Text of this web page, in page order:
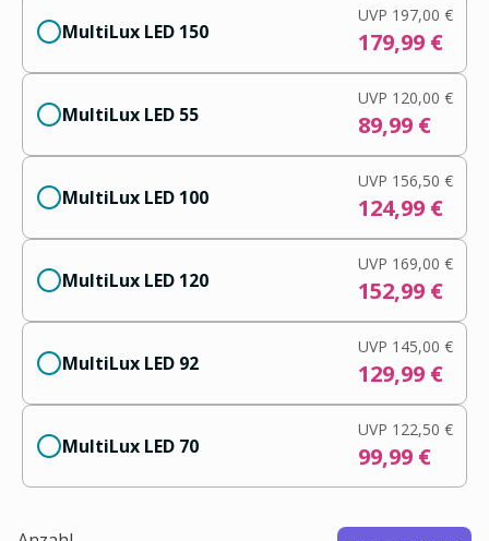
MultiLux LED 150
UVP 197,00 €
179,99 €
MultiLux LED 55
UVP 120,00 €
89,99 €
MultiLux LED 100
UVP 156,50 €
124,99 €
MultiLux LED 120
UVP 169,00 €
152,99 €
MultiLux LED 92
UVP 145,00 €
129,99 €
MultiLux LED 70
UVP 122,50 €
99,99 €